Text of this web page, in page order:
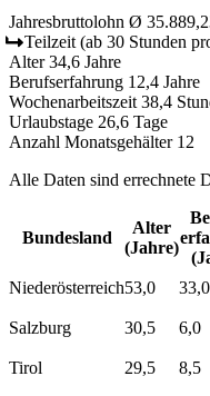
Jahresbruttolohn Ø
Teilzeit (ab 30 Stunden
Alter 34,6 Jahre
Berufserfahrung 12,4 Jahre
Wochenarbeitszeit 38,4
Urlaubstage 26,6 Tage
Anzahl Monatsgehälter 12
Alle Daten sind errechnete
Bundesland
Alter
(Jahre)
Niederösterreich53,0 33,0
Salzburg
30,5 6,0
Tirol
29,5 8,5